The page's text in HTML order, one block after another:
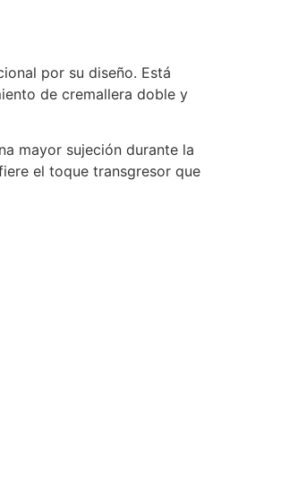
por su diseño. Está
de cremallera doble y
mayor sujeción durante la
el toque transgresor que